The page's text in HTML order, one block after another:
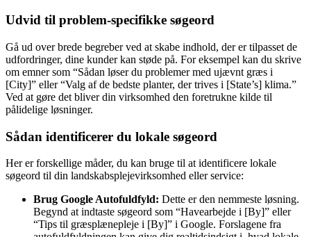
Udvid til problem-specifikke søgeord
Gå ud over brede begreber ved at skabe indhold, der er tilpasset de
udfordringer, dine kunder kan støde på. For eksempel kan du skrive
om emner som “Sådan løser du problemer med ujævnt græs i
[City]” eller “Valg af de bedste planter, der trives i [State’s] klima.”
Ved at gøre det bliver din virksomhed den foretrukne kilde til
pålidelige løsninger.
Sådan identificerer du lokale søgeord
Her er forskellige måder, du kan bruge til at identificere lokale
søgeord til din landskabsplejevirksomhed eller service:
Brug Google Autofuldfyld: Dette er den nemmeste løsning.
Begynd at indtaste søgeord som “Havearbejde i [By]” eller
“Tips til græsplænepleje i [By]” i Google. Forslagene fra